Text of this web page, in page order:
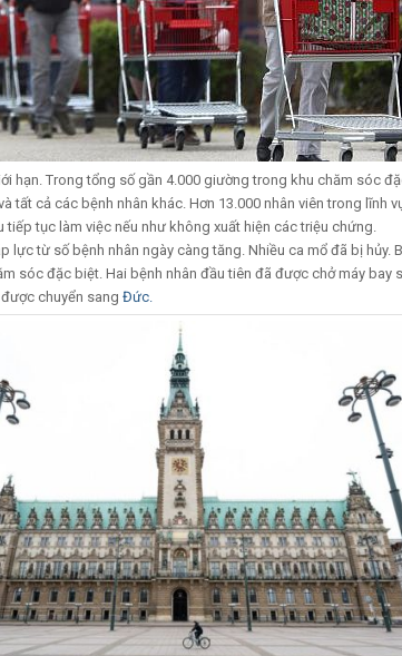
hạn. Trong tổng số gần 4.000 giường trong khu chăm sóc
tất cả các bệnh nhân khác. Hơn 13.000 nhân viên trong lĩnh
tiếp tục làm việc nếu như không xuất hiện các triệu chứng.
lực từ số bệnh nhân ngày càng tăng. Nhiều ca mổ đã bị hủy.
sóc đặc biệt. Hai bệnh nhân đầu tiên đã được chở máy bay
được chuyển sangĐức.